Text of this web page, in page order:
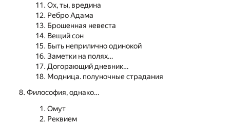
Ох, ты, вредина
Ребро Адама
Брошенная невеста
Вещий сон
Быть неприлично одинокой
Заметки на полях…
Догорающий дневник…
Модница. полуночные страдания
Философия, однако…
Омут
Реквием